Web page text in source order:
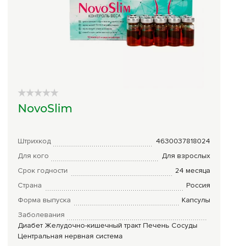
Препараты при онкологии
Прочие фитопрепараты
Травяной чай
Специи
Натуральные растительные масла
Лечебные мази
Натуральное мыло
Средства личной гигиены
Приборы лечебные
NovoSlim
Штрихкод
4630037818024
Для кого
Для взрослых
Срок годности
24 месяца
Страна
Россия
Форма выпуска
Капсулы
Заболевания
Диабет Желудочно-кишечный тракт Печень Сосуды
Центральная нервная система